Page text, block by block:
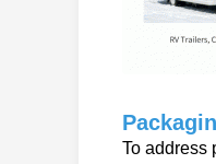
To address